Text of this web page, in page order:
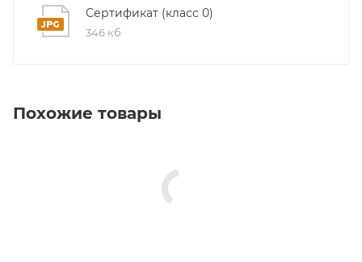
Сертификат (класс 0)
346 кб
Похожие товары